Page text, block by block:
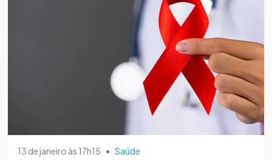
13 de janeiro às 17h15 • Saúde